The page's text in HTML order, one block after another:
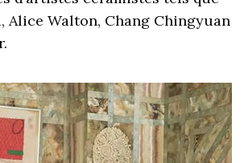
Alice Walton, Chang Chingyuan